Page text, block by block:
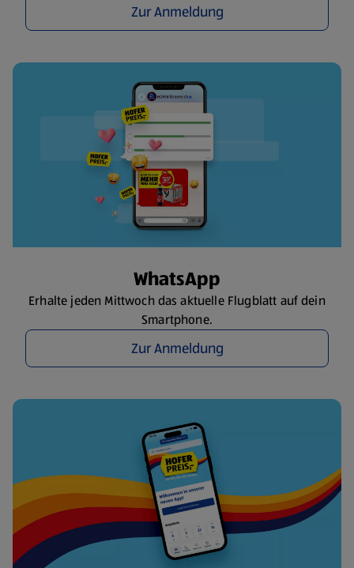
Zur Anmeldung
WhatsApp
Erhalte jeden Mittwoch das aktuelle Flugblatt auf dein
Smartphone.
Zur Anmeldung